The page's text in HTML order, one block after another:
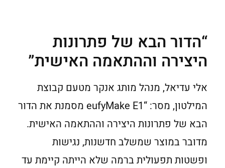
“הדור הבא של פתרונות
היצירה וההתאמה האישית”
אלי עדיאל, מנהל מותג אנקר מטעם קבוצת
המילטון, מסר: “eufyMake E1 מסמנת את הדור
הבא של פתרונות היצירה וההתאמה האישית.
מדובר במוצר שמשלב חדשנות, נגישות
ופשטות תפעולית ברמה שלא הייתה קיימת עד